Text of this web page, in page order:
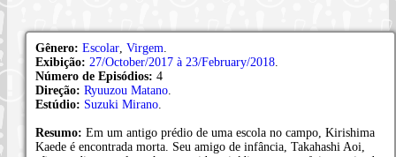
Gênero: Escolar Virgem
Exibição: 27/October/2017 à 23/February/2018
Número de Episódios: 4
Direção: Ryuuzou Matano
Estúdio: Suzuki Mirano
Resumo: Em um antigo prédio de uma escola no campo, Kirishima
Kaede é encontrada morta. Seu amigo de infância, Takahashi Aoi,